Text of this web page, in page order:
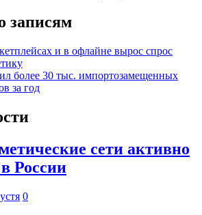
записям
и в офлайне вырос спрос
более 30 тыс. импортозамещенных
за год
сети активно
России
0